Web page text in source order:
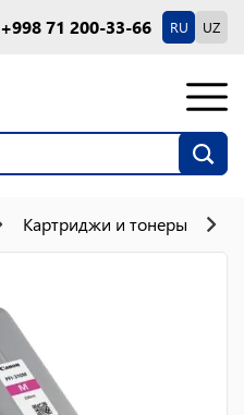
+998 71 200-33-66 RU UZ
Картриджи и тонеры